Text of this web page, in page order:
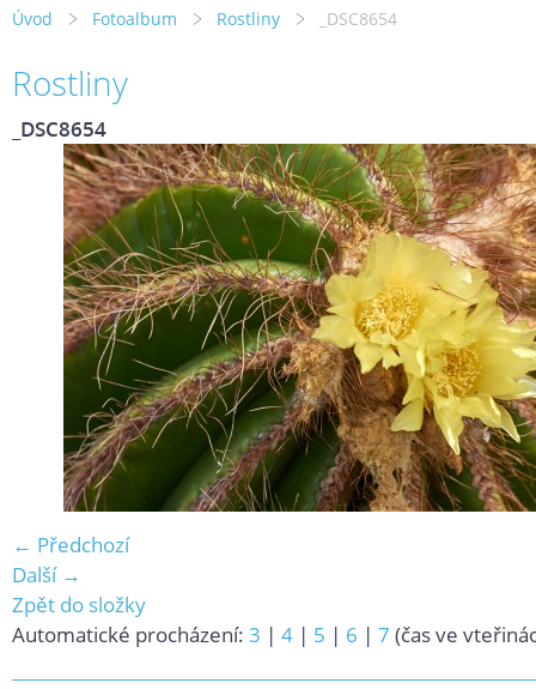
Úvod Fotoalbum Rostliny _DSC8654
Rostliny
_DSC8654
← Předchozí
Další →
Zpět do složky
Automatické procházení: 3 | 4 | 5 | 6 | 7 (čas ve